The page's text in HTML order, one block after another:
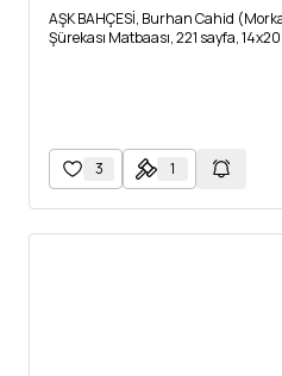
AŞK BAHÇESİ, Burhan Cahid
Şürekası Matbaası, 221 sayfa,
3 1